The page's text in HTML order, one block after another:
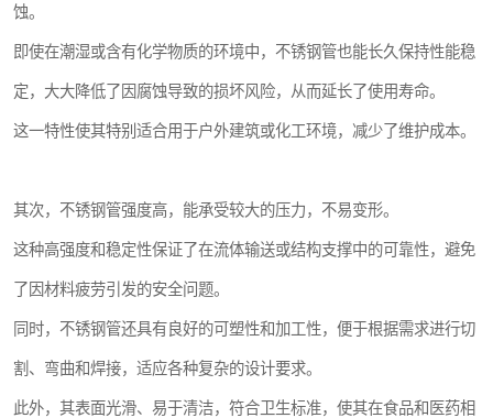
蚀。
即使在潮湿或含有化学物质的环境中，不锈钢管也能长久保持性能稳
定，大大降低了因腐蚀导致的损坏风险，从而延长了使用寿命。
这一特性使其特别适合用于户外建筑或化工环境，减少了维护成本。
其次，不锈钢管强度高，能承受较大的压力，不易变形。
这种高强度和稳定性保证了在流体输送或结构支撑中的可靠性，避免
了因材料疲劳引发的安全问题。
同时，不锈钢管还具有良好的可塑性和加工性，便于根据需求进行切
割、弯曲和焊接，适应各种复杂的设计要求。
此外，其表面光滑、易于清洁，符合卫生标准，使其在食品和医药相